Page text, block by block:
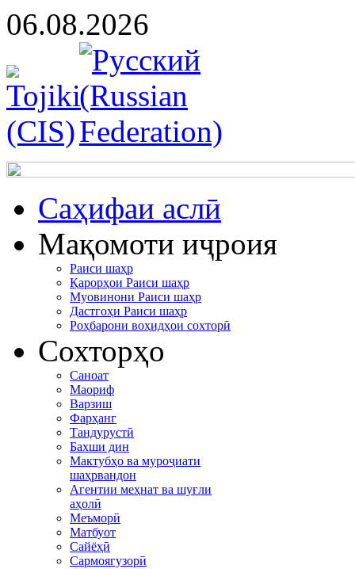
06.08.2026
Cаҳифаи аслӣ
Мақомоти иҷроия
Раиси шаҳр
Қарорҳои Раиси шаҳр
Муовинони Раиси шаҳр
Дастгоҳи Раиси шаҳр
Роҳбарони воҳидҳои сохторӣ
Сохторҳо
Саноат
Маориф
Варзиш
Фарҳанг
Тандурустӣ
Бахши дин
Мактубҳо ва муроҷиати
шаҳрвандон
Агентии меҳнат ва шуғли
аҳолӣ
Меъморӣ
Матбуот
Сайёҳӣ
Сармоягузорӣ